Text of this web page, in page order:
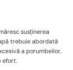
susținerea
trebuie abordată
a porumbeilor,
efort.